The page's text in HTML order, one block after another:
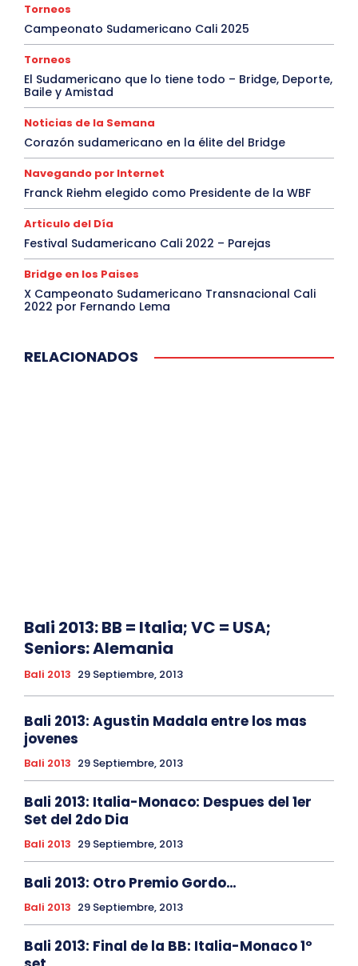
Torneos
Campeonato Sudamericano Cali 2025
Torneos
El Sudamericano que lo tiene todo – Bridge, Deporte,
Baile y Amistad
Noticias de la Semana
Corazón sudamericano en la élite del Bridge
Navegando por Internet
Franck Riehm elegido como Presidente de la WBF
Articulo del Día
Festival Sudamericano Cali 2022 – Parejas
Bridge en los Paises
X Campeonato Sudamericano Transnacional Cali
2022 por Fernando Lema
RELACIONADOS
Bali 2013: BB = Italia; VC = USA;
Seniors: Alemania
Bali 2013 29 Septiembre, 2013
Bali 2013: Agustin Madala entre los mas
jovenes
Bali 2013 29 Septiembre, 2013
Bali 2013: Italia-Monaco: Despues del 1er
Set del 2do Dia
Bali 2013 29 Septiembre, 2013
Bali 2013: Otro Premio Gordo…
Bali 2013 29 Septiembre, 2013
Bali 2013: Final de la BB: Italia-Monaco 1º